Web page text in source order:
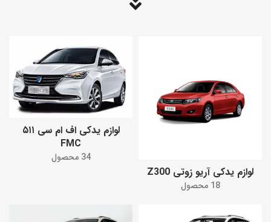
لوازم یدکی آریو زوتی Z300
18 محصول
لوازم یدکی اف ام سی ۵۱۱
FMC
34 محصول